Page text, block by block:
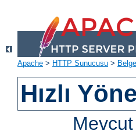
Apache > HTTP Sunucusu >
Hızlı